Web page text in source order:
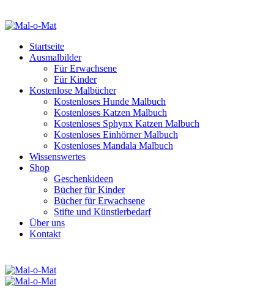
Startseite
Ausmalbilder
Für Erwachsene
Für Kinder
Kostenlose Malbücher
Kostenloses Hunde Malbuch
Kostenloses Katzen Malbuch
Kostenloses Sphynx Katzen Malbuch
Kostenloses Einhörner Malbuch
Kostenloses Mandala Malbuch
Wissenswertes
Shop
Geschenkideen
Bücher für Kinder
Bücher für Erwachsene
Stifte und Künstlerbedarf
Über uns
Kontakt